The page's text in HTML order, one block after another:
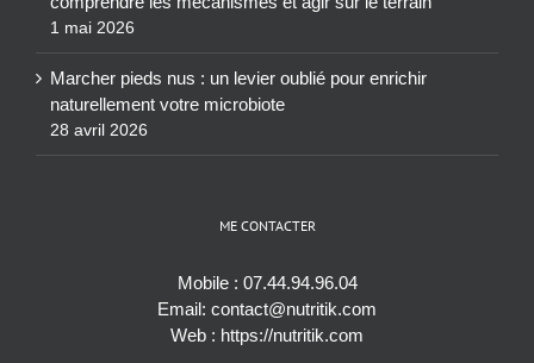
comprendre les mécanismes et agir sur le terrain
1 mai 2026
Marcher pieds nus : un levier oublié pour enrichir
naturellement votre microbiote
28 avril 2026
ME CONTACTER
Mobile : 07.44.94.96.04
Email: contact@nutritik.com
Web : https://nutritik.com